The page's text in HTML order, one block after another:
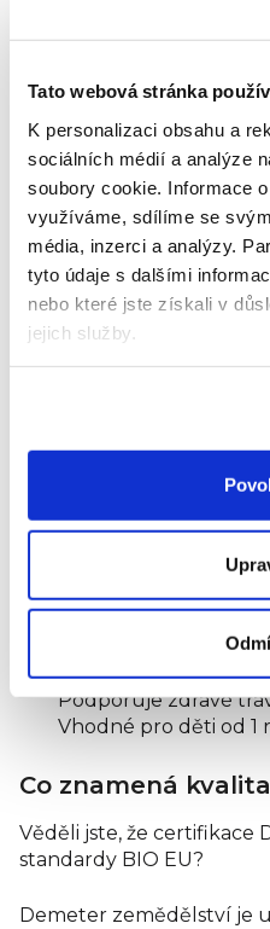
Tato webová stránka
K personalizaci obsahu a
sociálních médií a analýze
soubory cookie. Informace
využíváme, sdílíme se
média, inzerci a analýzy.
tyto údaje s dalšími
nebo které jste získali v
jejich služby.
ani umělá aromata. Je
přirozenou chutí ovoce –
chutná s mlékem,
malé křupky do ruky.
Díky přirozenému
zdravé trávení dítěte.
speciálně pro děti
kompromisů. Vhodné pro
Bez umělých aromat
Bez přidaného cukru
Vyrobeno z
Ochuceno přírodním
jablkem
Podporuje zdravé
Vhodné pro děti od 1
Co znamená
Věděli jste, že certifikace
standardy BIO EU?
Demeter zemědělství je